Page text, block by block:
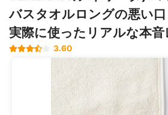
バスタオルロングの悪い
実際に使ったリアルな本
3.60